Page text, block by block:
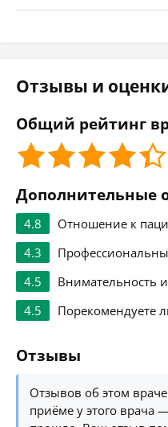
Отзывы и
Общий рейтинг
Дополнительные
4.8
Отношение к
4.3
4.5
Внимательность
4.5
Порекомендуете
Отзывы
Отзывов об этом
приёме у этого врача